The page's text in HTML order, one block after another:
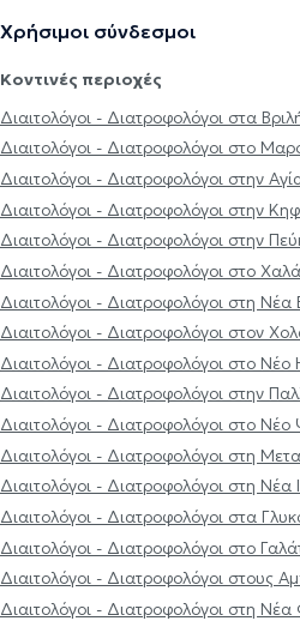
Χρήσιμοι σύνδεσμοι
Κοντινές περιοχές
Διαιτολόγοι - Διατροφολόγοι στα
Διαιτολόγοι - Διατροφολόγοι στο
Διαιτολόγοι - Διατροφολόγοι στην
Διαιτολόγοι - Διατροφολόγοι στην
Διαιτολόγοι - Διατροφολόγοι στην
Διαιτολόγοι - Διατροφολόγοι στο
Διαιτολόγοι - Διατροφολόγοι στη Νέα
Διαιτολόγοι - Διατροφολόγοι στον
Διαιτολόγοι - Διατροφολόγοι στο Νέο
Διαιτολόγοι - Διατροφολόγοι στην
Διαιτολόγοι - Διατροφολόγοι στο Νέο
Διαιτολόγοι - Διατροφολόγοι στη
Διαιτολόγοι - Διατροφολόγοι στη Νέα
Διαιτολόγοι - Διατροφολόγοι στα
Διαιτολόγοι - Διατροφολόγοι στο
Διαιτολόγοι - Διατροφολόγοι στους
Διαιτολόγοι - Διατροφολόγοι στη Νέα